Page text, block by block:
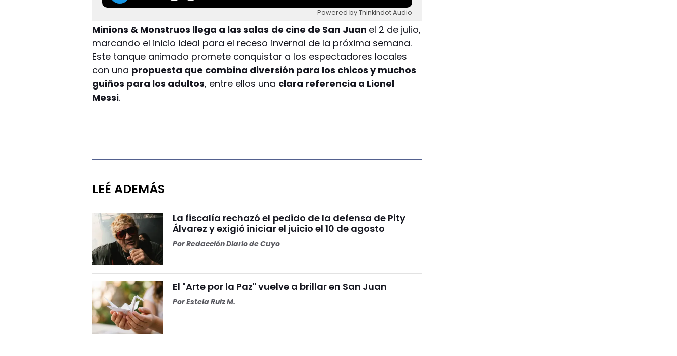
Powered by Thinkindot Audio
Minions & Monstruos llega a las salas de cine de San Juan el 2 de julio,
marcando el inicio ideal para el receso invernal de la próxima semana.
Este tanque animado promete conquistar a los espectadores locales
con una propuesta que combina diversión para los chicos y muchos
guiños para los adultos, entre ellos una clara referencia a Lionel
Messi.
LEÉ ADEMÁS
La fiscalía rechazó el pedido de la defensa de Pity
Álvarez y exigió iniciar el juicio el 10 de agosto
PorRedacción Diario de Cuyo
El "Arte por la Paz" vuelve a brillar en San Juan
PorEstela Ruiz M.